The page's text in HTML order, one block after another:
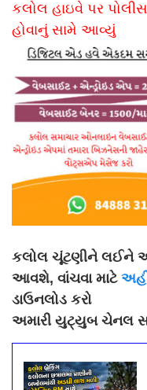
કલોલ હાઇવે પર
હોવાનું સામે આવ્યું
કલોલ ચૂંટણીને લઈને
આવશે, વાંચવા માટે
ડાઉનલોડ કરો
અમારી યુટ્યુબ ચેનલ